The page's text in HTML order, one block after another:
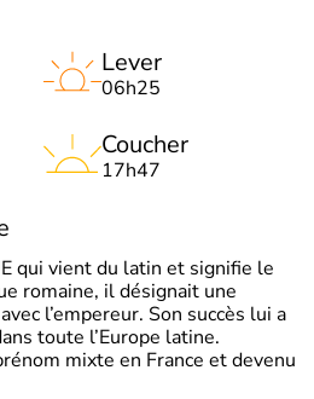
Lever
06h25
Coucher
17h47
qui vient du latin et signifie le
romaine, il désignait une
l’empereur. Son succès lui a
toute l’Europe latine.
mixte en France et devenu